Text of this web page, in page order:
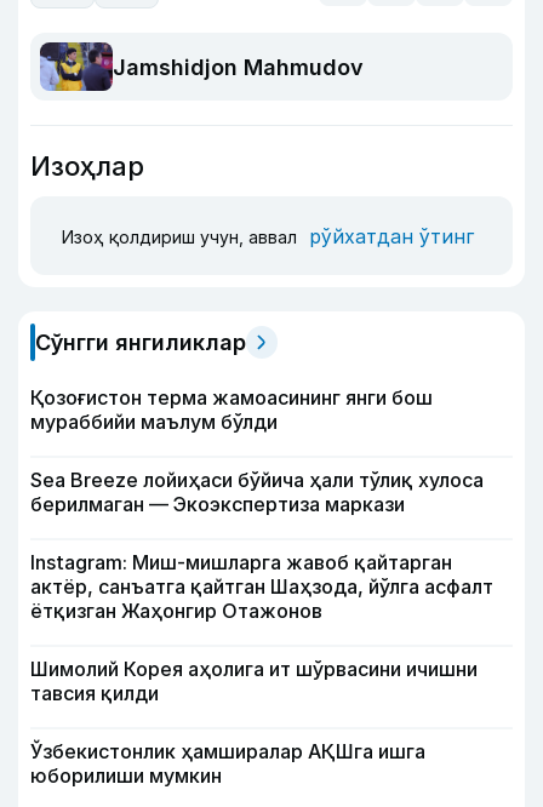
Jamshidjon Mahmudov
Изоҳлар
Изоҳ қолдириш учун, аввал рўйхатдан ўтинг
Сўнгги янгиликлар
Қозоғистон терма жамоасининг янги бош
мураббийи маълум бўлди
Sea Breeze лойиҳаси бўйича ҳали тўлиқ хулоса
берилмаган — Экоэкспертиза маркази
Instagram: Миш-мишларга жавоб қайтарган
актёр, санъатга қайтган Шаҳзода, йўлга асфалт
ётқизган Жаҳонгир Отажонов
Шимолий Корея аҳолига ит шўрвасини ичишни
тавсия қилди
Ўзбекистонлик ҳамширалар АҚШга ишга
юборилиши мумкин